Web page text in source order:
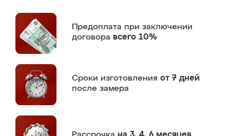
Предоплата при заключении
договора всего 10%
Сроки изготовления от 7 дней
после замера